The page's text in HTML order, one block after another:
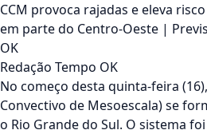
CCM provoca rajadas e eleva
em parte do Centro-Oeste |
OK
Redação Tempo OK
No começo desta quinta-feira
Convectivo de Mesoescala) se
o Rio Grande do Sul. O sistema